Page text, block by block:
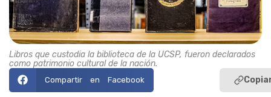
Libros que custodia la biblioteca de la UCSP, fueron declarados
como patrimonio cultural de la nación.
Compartir en Facebook